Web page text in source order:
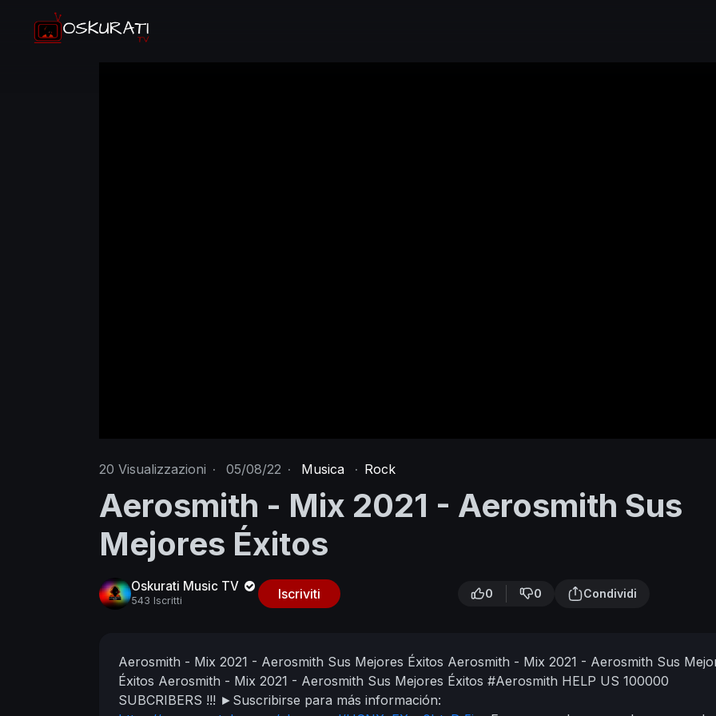
20 Visualizzazioni · 05/08/22 · Musica · Rock
Aerosmith - Mix 2021 - Aerosmith Sus
Mejores Éxitos
Oskurati Music TV
543 Iscritti Iscriviti 0 0 Condividi
Aerosmith - Mix 2021 - Aerosmith Sus Mejores Éxitos Aerosmith - Mix 2021 - Aerosmith Sus
Éxitos Aerosmith - Mix 2021 - Aerosmith Sus Mejores Éxitos #Aerosmith HELP US 100000
SUBCRIBERS !!! ►Suscribirse para más información: